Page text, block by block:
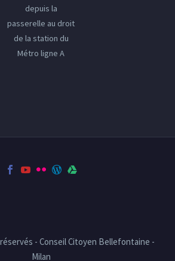
depuis la
passerelle au droit
de la station du
Métro ligne A
- Conseil Citoyen Bellefontaine -
Milan